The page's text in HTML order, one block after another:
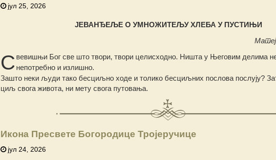
јул 25, 2026
ЈЕВАНЂЕЉЕ О УМНОЖИТЕЉУ ХЛЕБА У ПУСТИЊИ
С вевишњи Бог све што твори, твори целисходно. Ништа у Његовим делима
непотребно и излишно.
Зашто неки људи тако бесциљно ходе и толико бесциљних послова послују?
циљ свога живота, ни мету свога путовања.
Икона Пресвете Богородице Тројеручице
јул 24, 2026